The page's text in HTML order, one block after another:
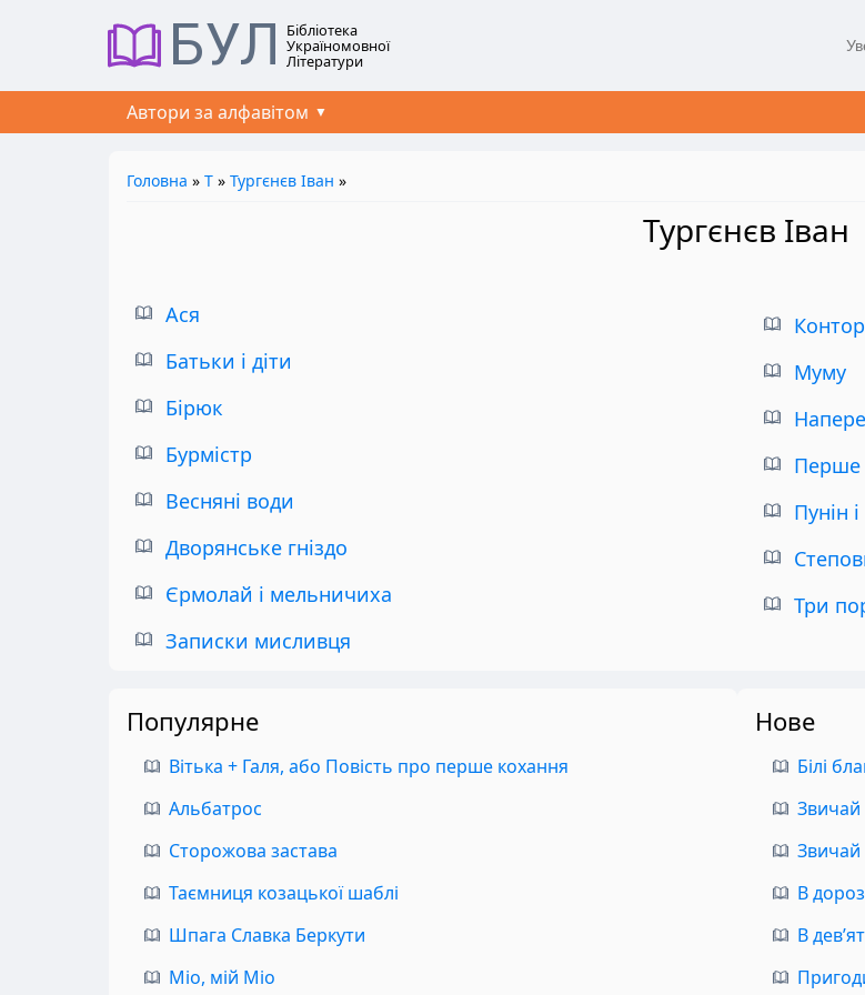
БУЛ Бібліотека
Україномовної
Літератури
Автори за алфавітом
Головна » Т » Тургєнєв Іван »
Тургєнєв Іван
Ася
Батьки і діти
Бірюк
Бурмістр
Весняні води
Дворянське гніздо
Єрмолай і мельничиха
Записки мисливця
Муму
Перше
Пунін
Три
Популярне
Вітька + Галя, або Повість про перше кохання
Альбатрос
Сторожова застава
Таємниця козацької шаблі
Шпага Славка Беркути
Міо, мій Міо
Нове
Білі
В
В